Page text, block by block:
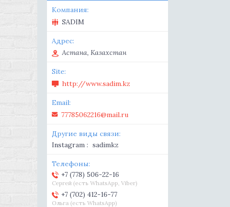
SADIM
Астана, Казахстан
http://www.sadim.kz
77785062216@mail.ru
Instagram sadimkz
+7 (778) 506-22-16
Сергей (есть WhatsApp, Viber)
+7 (702) 412-16-77
Ольга (есть WhatsApp)